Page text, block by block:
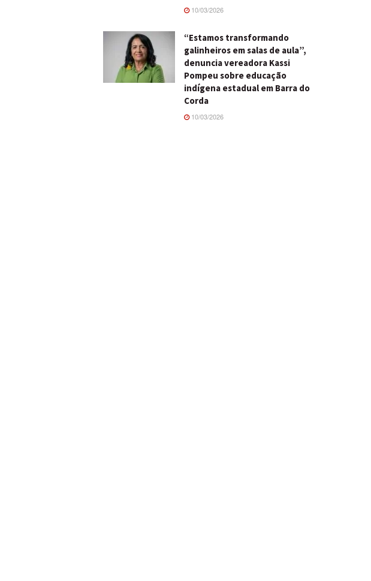
10/03/2026
“Estamos transformando
galinheiros em salas de aula”,
denuncia vereadora Kassi
Pompeu sobre educação
indígena estadual em Barra do
Corda
10/03/2026